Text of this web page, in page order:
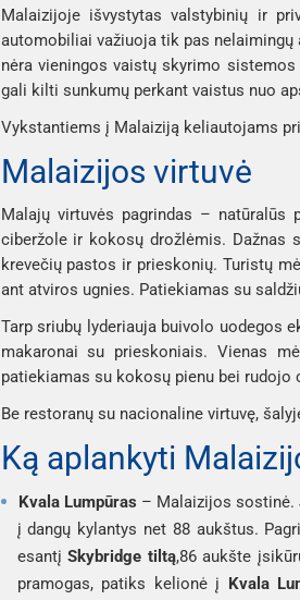
Malaizijoje išvystytas valstybinių ir
automobiliai važiuoja tik pas
nėra vieningos vaistų skyrimo
gali kilti sunkumų perkant vaistus nuo
Vykstantiems į Malaiziją keliautojams
Malaizijos virtuvė
Malajų virtuvės pagrindas – natūralūs
ciberžole ir kokosų drožlėmis.
krevečių pastos ir prieskonių. Turistų
ant atviros ugnies. Patiekiamas su
Tarp sriubų lyderiauja buivolo uodegos
makaronai su prieskoniais. Vienas
patiekiamas su kokosų pienu bei rudojo
Be restoranų su nacionaline virtuvę,
Ką aplankyti
Kvala Lumpūras – Malaizijos sostinė.
į dangų kylantys net 88 aukštus.
esantį Skybridge tiltą,86 aukšte
pramogas, patiks kelionė į Kvala